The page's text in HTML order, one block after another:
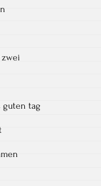
guten tag